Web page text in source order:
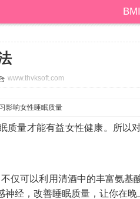
www.thvksoft.com
质量才能有益女性健康。所以
仅可以利用清酒中的丰富氨基
经，改善睡眠质量，让你在晚